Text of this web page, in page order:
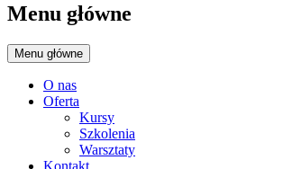
Menu główne
Menu główne
O nas
Oferta
Kursy
Szkolenia
Warsztaty
Kontakt